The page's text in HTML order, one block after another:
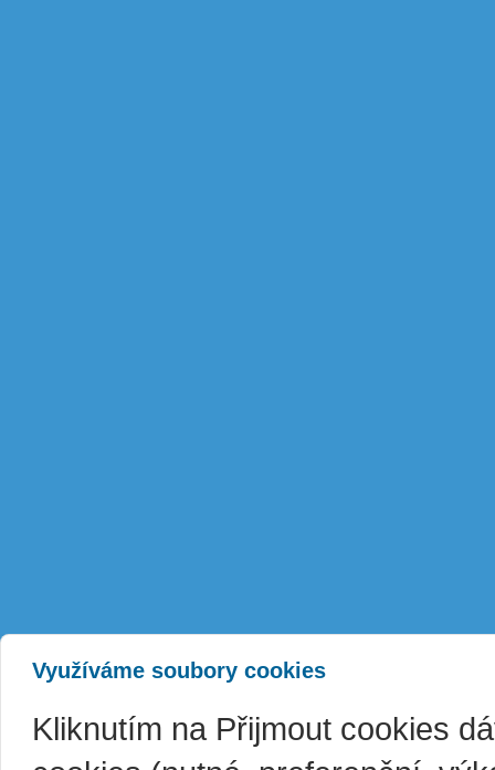
Využíváme soubory cookies
Kliknutím na Přijmout cookies